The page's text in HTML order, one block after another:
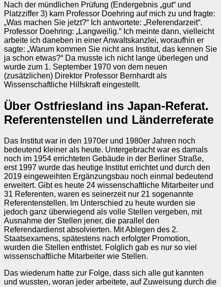
Nach der mündlichen Prüfung (Endergebnis „gut“ und
Platzziffer 3) kam Professor Doehring auf mich zu und fragte:
„Was machen Sie jetzt?“ Ich antwortete: „Referendarzeit“.
Professor Doehring: „Langweilig.“ Ich meinte dann, vielleicht
arbeite ich daneben in einer Anwaltskanzlei, woraufhin er
sagte: „Warum kommen Sie nicht ans Institut, das kennen Sie
ja schon etwas?“ Da musste ich nicht lange überlegen und
wurde zum 1. September 1970 von dem neuen
(zusätzlichen) Direktor Professor Bernhardt als
Wissenschaftliche Hilfskraft eingestellt.
Über Ostfriesland ins Japan-Referat.
Referentenstellen und Länderreferate
Das Institut war in den 1970er und 1980er Jahren noch
bedeutend kleiner als heute. Untergebracht war es damals
noch im 1954 errichteten Gebäude in der Berliner Straße,
erst 1997 wurde das heutige Institut errichtet und durch den
2019 eingeweihten Ergänzungsbau noch einmal bedeutend
erweitert. Gibt es heute 24 wissenschaftliche Mitarbeiter und
31 Referenten, waren es seinerzeit nur 21 sogenannte
Referentenstellen. Im Unterschied zu heute wurden sie
jedoch ganz überwiegend als volle Stellen vergeben, mit
Ausnahme der Stellen jener, die parallel den
Referendardienst absolvierten. Mit Ablegen des 2.
Staatsexamens, spätestens nach erfolgter Promotion,
wurden die Stellen entfristet. Folglich gab es nur so viel
wissenschaftliche Mitarbeiter wie Stellen.
Das wiederum hatte zur Folge, dass sich alle gut kannten
und wussten, woran jeder arbeitete, auf Zuweisung durch die